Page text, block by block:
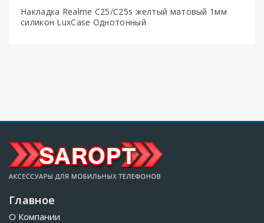
Накладка Realme C25/C25s желтый матовый 1мм
силикон LuxCase Однотонный
Главное
О Компании